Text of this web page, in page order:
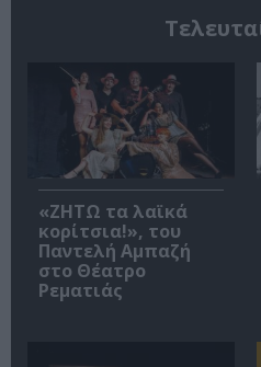
«ΖΗΤΩ τα λαϊκά
κορίτσια!», του
Παντελή Αμπαζή
στο Θέατρο
Ρεματιάς